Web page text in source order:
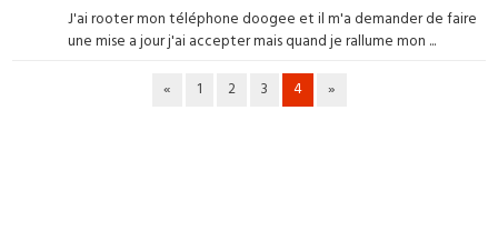
J'ai rooter mon téléphone doogee et il m'a demander de faire
une mise a jour j'ai accepter mais quand je rallume mon ...
« 1 2 3 4 »